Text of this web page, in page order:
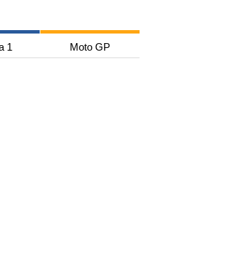
1 Moto GP